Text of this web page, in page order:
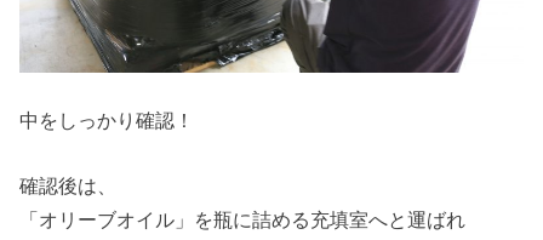
中をしっかり確認！
確認後は、
「オリーブオイル」を瓶に詰める充填室へと運ばれ